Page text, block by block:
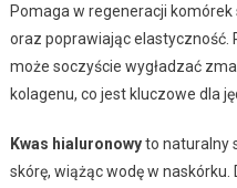
Pomaga w regeneracji
oraz poprawiając elastyczność.
może soczyście wygładzać
kolagenu, co jest kluczowe dla
Kwas hialuronowyto naturalny
skórę, wiążąc wodę w naskórku.